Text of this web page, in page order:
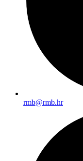
rmb@rmb.hr